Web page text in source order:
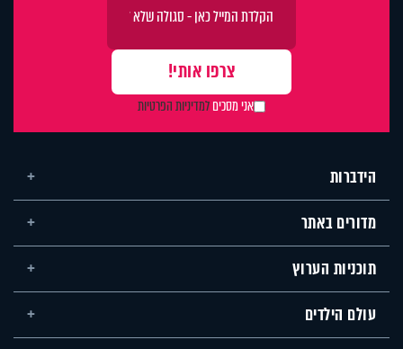
אני מסכיםלמדיניות הפרטיות
הידברות
מדורים באתר
תוכניות הערוץ
עולם הילדים